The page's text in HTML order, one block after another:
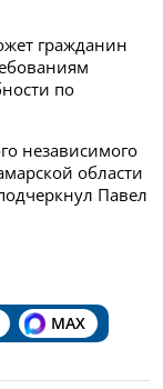
гражданин
по
независимого
области
Павел
MAX